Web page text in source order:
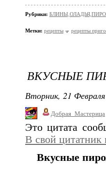
Рубрики:
Метки: рецепты рецепты
ВКУСНЫЕ
Вторник, 21
Добрая_Мастерица
Это цитата
В свой цитатник
Вкусные